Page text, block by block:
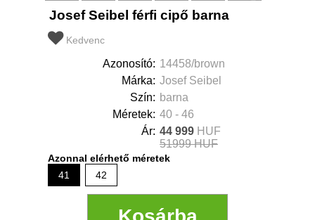
Josef Seibel férfi cipő barna
Kedvenc
Azonosító: 14458/brown
Márka: Josef Seibel
Szín: barna
Méretek: 40 - 46
Ár: 44 999 HUF
51999 HUF
Azonnal elérhető méretek
41
42